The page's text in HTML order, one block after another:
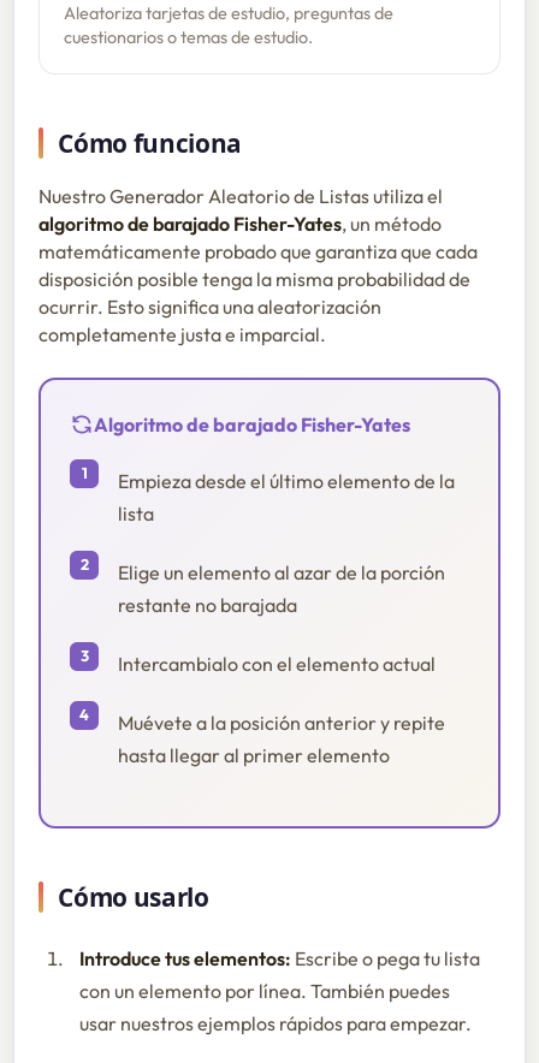
Aleatoriza tarjetas de estudio, preguntas de
cuestionarios o temas de estudio.
Cómo funciona
Nuestro Generador Aleatorio de Listas utiliza el
algoritmo de barajado Fisher-Yates, un método
matemáticamente probado que garantiza que cada
disposición posible tenga la misma probabilidad de
ocurrir. Esto significa una aleatorización
completamente justa e imparcial.
Algoritmo de barajado Fisher-Yates
Empieza desde el último elemento de la
lista
Elige un elemento al azar de la porción
restante no barajada
Intercambialo con el elemento actual
Muévete a la posición anterior y repite
hasta llegar al primer elemento
Cómo usarlo
Introduce tus elementos: Escribe o pega tu lista
con un elemento por línea. También puedes
usar nuestros ejemplos rápidos para empezar.